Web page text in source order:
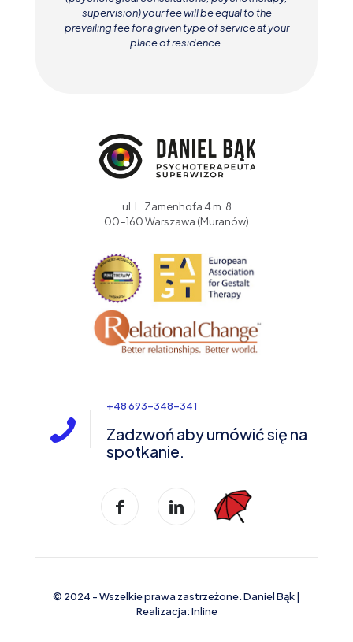
supervision) your fee will be equal to the
prevailing fee for a given type of service at your
place of residence.
ul. L. Zamenhofa 4 m. 8
00-160 Warszawa (Muranów)
+48 693-348-341
Zadzwoń aby umówić się na
spotkanie.
© 2024 - Wszelkie prawa zastrzeżone. Daniel Bąk |
Realizacja:Inline